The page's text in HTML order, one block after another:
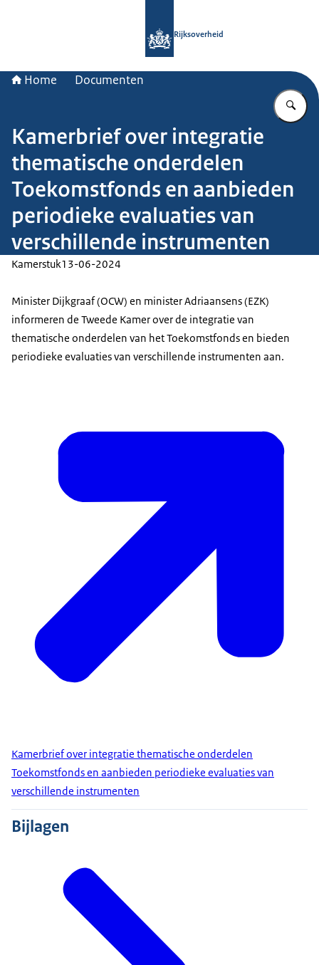
Rijksoverheid
Home Documenten
Kamerbrief over integratie
thematische onderdelen
Toekomstfonds en aanbieden
periodieke evaluaties van
verschillende instrumenten
Kamerstuk13-06-2024
Minister Dijkgraaf (OCW) en minister Adriaansens (EZK)
informeren de Tweede Kamer over de integratie van
thematische onderdelen van het Toekomstfonds en bieden
periodieke evaluaties van verschillende instrumenten aan.
Kamerbrief over integratie thematische onderdelen
Toekomstfonds en aanbieden periodieke evaluaties van
verschillende instrumenten
Bijlagen